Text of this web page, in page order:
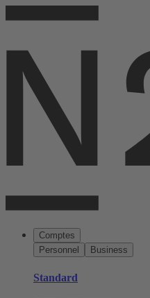
Comptes
Personnel
Business
Standard